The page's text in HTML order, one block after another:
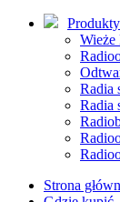
Produkty
Radia
Radia
Strona